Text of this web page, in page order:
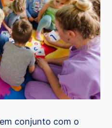
conjunto com o